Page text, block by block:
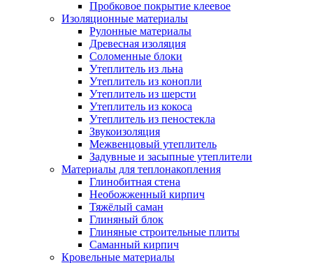
Пробковое покрытие клеевое
Изоляционные материалы
Рулонные материалы
Древесная изоляция
Соломенные блоки
Утеплитель из льна
Утеплитель из конопли
Утеплитель из шерсти
Утеплитель из кокоса
Утеплитель из пеностекла
Звукоизоляция
Межвенцовый утеплитель
Задувные и засыпные утеплители
Материалы для теплонакопления
Глинобитная стена
Необожженный кирпич
Тяжёлый саман
Глиняный блок
Глиняные строительные плиты
Саманный кирпич
Кровельные материалы